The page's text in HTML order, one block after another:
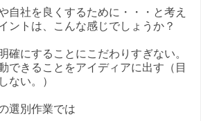
自社を良くするために・・・と考え
ントは、こんな感じでしょうか？
確にすることにこだわりすぎない。
できることをアイディアに出す（目
ない。）
選別作業では